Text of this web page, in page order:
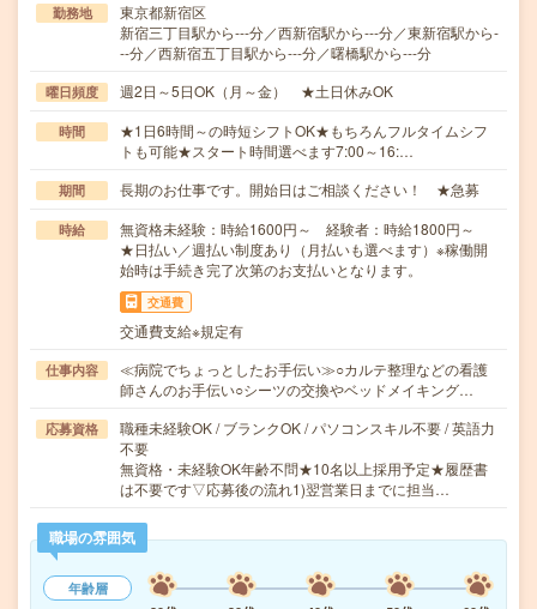
勤務地
東京都新宿区
新宿三丁目駅から---分／西新宿駅から---分／東新宿駅から-
--分／西新宿五丁目駅から---分／曙橋駅から---分
曜日頻度 週2日～5日OK（月～金） ★土日休みOK
時間
★1日6時間～の時短シフトOK★もちろんフルタイムシフ
トも可能★スタート時間選べます7:00～16:…
期間 長期のお仕事です。開始日はご相談ください！ ★急募
時給
無資格未経験：時給1600円～ 経験者：時給1800円～
★日払い／週払い制度あり（月払いも選べます）※稼働開
始時は手続き完了次第のお支払いとなります。
交通費
交通費支給※規定有
仕事内容
≪病院でちょっとしたお手伝い≫○カルテ整理などの看護
師さんのお手伝い○シーツの交換やベッドメイキング…
応募資格
職種未経験OK / ブランクOK / パソコンスキル不要 / 英語力
不要
無資格・未経験OK年齢不問★10名以上採用予定★履歴書
は不要です▽応募後の流れ1)翌営業日までに担当…
職場の雰囲気
年齢層